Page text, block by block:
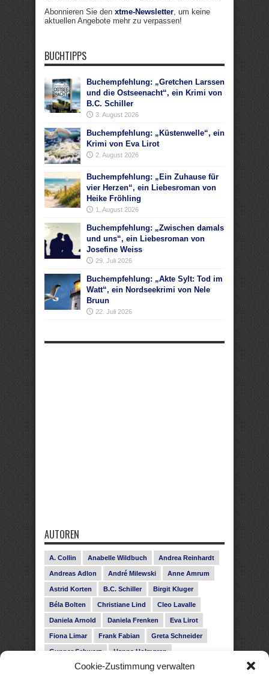
Cookie-Zustimmung verwalten
Abonnieren Sie den xtme-Newsletter, um keine
aktuellen Angebote mehr zu verpassen!
BUCHTIPPS
Buchempfehlung: „Gretchen Larssen
und die Ostseenacht“, ein Krimi von
B.C. Schiller
3. August 2026
Buchempfehlung: „Küstenwelle“, ein
Krimi von Eva Lirot
2. August 2026
Buchempfehlung: „Ein Zuhause für
vier Herzen“, ein Liebesroman von
Heike Fröhling
1. August 2026
Buchempfehlung: „Zwischen damals
und uns“, ein Liebesroman von
Josefine Weiss
29. Juli 2026
Buchempfehlung: „Akte Sylt: Tod im
Watt“, ein Nordseekrimi von Nele
Bruun
22. Juli 2026
AUTOREN
A. Collin Anabelle Wildbuch Andrea Reinhardt
Andreas Adlon André Milewski Anne Amrum
Astrid Korten B.C. Schiller Birgit Kluger
Béla Bolten Christiane Lind Cleo Lavalle
Daniela Arnold Daniela Frenken Eva Lirot
Fiona Limar Frank Fabian Greta Schneider
Gunnar Schwarz Hanna Holmgren
Heike Fröhling Ina Glahe Ivo Pala J. Vellguth